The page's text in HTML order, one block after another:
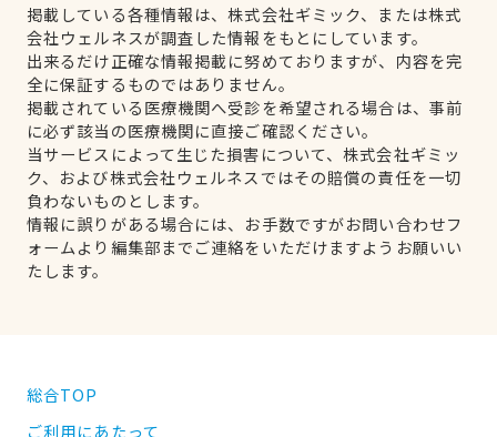
掲載している各種情報は、株式会社ギミック、または株式
会社ウェルネスが調査した情報をもとにしています。
出来るだけ正確な情報掲載に努めておりますが、内容を完
全に保証するものではありません。
掲載されている医療機関へ受診を希望される場合は、事前
に必ず該当の医療機関に直接ご確認ください。
当サービスによって生じた損害について、株式会社ギミッ
ク、および株式会社ウェルネスではその賠償の責任を一切
負わないものとします。
情報に誤りがある場合には、お手数ですがお問い合わせフ
ォームより編集部までご連絡をいただけますようお願いい
たします。
総合TOP
ご利用にあたって